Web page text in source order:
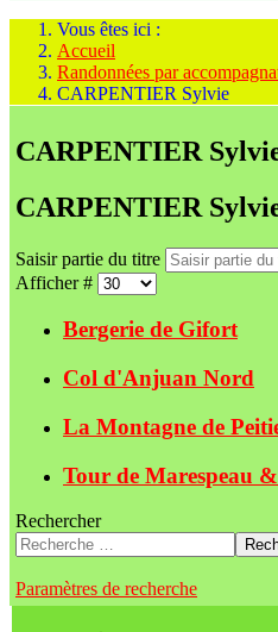
Vous êtes ici :
Accueil
Randonnées par
CARPENTIER Sylvie
CARPENTIER
CARPENTIER
Saisir partie du titre
Afficher #
Bergerie de Gifort
Col d'Anjuan Nord
La Montagne de
Tour de Marespeau
Rechercher
Paramètres de recherche